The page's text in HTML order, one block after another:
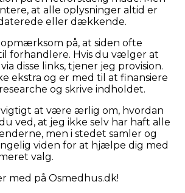
at alle oplysninger altid er
eller dækkende.
på, at siden ofte
forhandlere. Hvis du vælger at
disse links, tjener jeg provision.
ekstra og er med til at finansiere
og skrive indholdet.
vigtigt at være ærlig om, hvordan
ved, at jeg ikke selv har haft alle
men i stedet samler og
viden for at hjælpe dig med
valg.
med på Osmedhus.dk!